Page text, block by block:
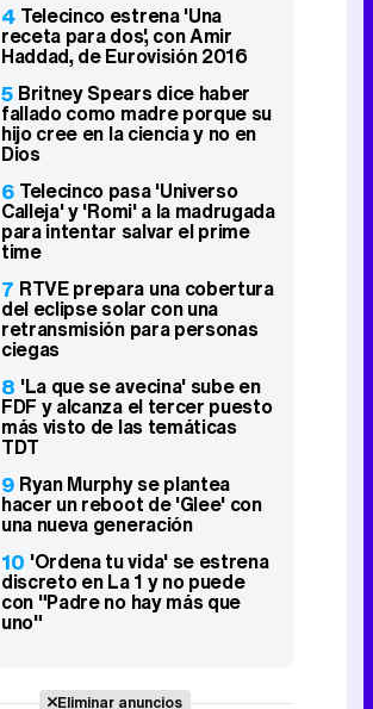
4 Telecinco estrena 'Una
receta para dos', con Amir
Haddad, de Eurovisión 2016
5 Britney Spears dice haber
fallado como madre porque su
hijo cree en la ciencia y no en
Dios
6 Telecinco pasa 'Universo
Calleja' y 'Romi' a la madrugada
para intentar salvar el prime
time
7 RTVE prepara una cobertura
del eclipse solar con una
retransmisión para personas
ciegas
8 'La que se avecina' sube en
FDF y alcanza el tercer puesto
más visto de las temáticas
TDT
9 Ryan Murphy se plantea
hacer un reboot de 'Glee' con
una nueva generación
10 'Ordena tu vida' se estrena
discreto en La 1 y no puede
con "Padre no hay más que
uno"
Eliminar anuncios